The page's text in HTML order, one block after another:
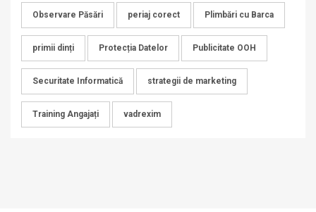
Observare Păsări periaj corect Plimbări cu Barca
primii dinți Protecția Datelor Publicitate OOH
Securitate Informatică strategii de marketing
Training Angajați vadrexim